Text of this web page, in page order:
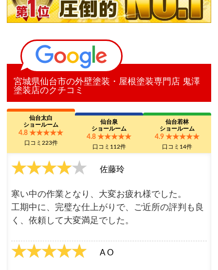
宮城県仙台市の外壁塗装・屋根塗装専門店 鬼澤
塗装店のクチコミ
仙台太白
ショールーム
4.8 ★★★★★
口コミ223件
仙台泉
ショールーム
4.8 ★★★★★
口コミ112件
仙台若林
ショールーム
4.9 ★★★★★
口コミ14件
★★★★
★★★★★ 佐藤玲
寒い中の作業となり、大変お疲れ様でした。
工期中に、完璧な仕上がりで、ご近所の評判も良
く、依頼して大変満足でした。
★★★★★
★★★★★ A O